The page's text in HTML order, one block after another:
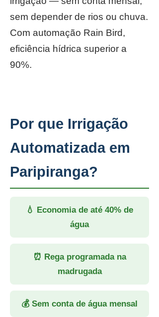
sem depender de rios ou chuva.
Com automação Rain Bird,
eficiência hídrica superior a
90%.
Por que Irrigação
Automatizada em
Paripiranga?
💧 Economia de até 40% de
água
⏰ Rega programada na
madrugada
💰 Sem conta de água mensal